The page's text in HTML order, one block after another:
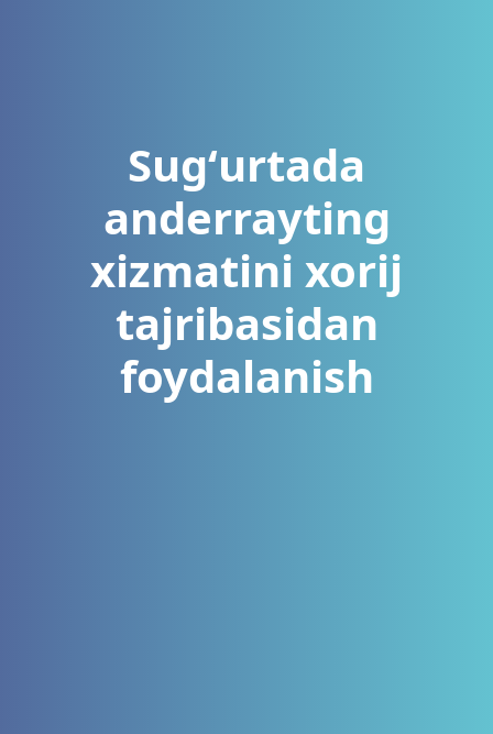
Sugʻurtada
anderrayting
xizmatini xorij
tajribasidan
foydalanish